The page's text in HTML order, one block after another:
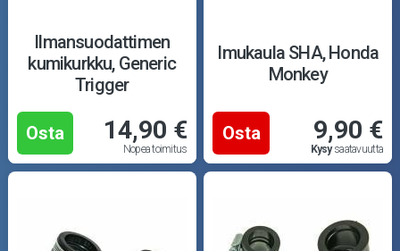
Ilmansuodattimen
kumikurkku, Generic
Trigger
Osta 14,90 €
Nopea toimitus
Imukaula SHA, Honda
Monkey
Osta 9,90 €
Kysysaatavuutta